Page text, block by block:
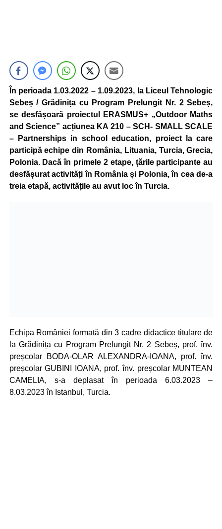
În perioada 1.03.2022 – 1.09.2023, la Liceul Tehnologic
Sebeș / Grădinița cu Program Prelungit Nr. 2 Sebeș,
se desfășoară proiectul ERASMUS+ „Outdoor Maths
and Science” acțiunea KA 210 – SCH- SMALL SCALE
– Partnerships in school education, proiect la care
participă echipe din România, Lituania, Turcia, Grecia,
Polonia. Dacă în primele 2 etape, țările participante au
desfășurat activități în România și Polonia, în cea de-a
treia etapă, activitățile au avut loc în Turcia.
Echipa României formată din 3 cadre didactice titulare de
la Grădinița cu Program Prelungit Nr. 2 Sebeș, prof. înv.
preșcolar BODA-OLAR ALEXANDRA-IOANA, prof. înv.
preșcolar GUBINI IOANA, prof. înv. preșcolar MUNTEAN
CAMELIA, s-a deplasat în perioada 6.03.2023 –
8.03.2023 în Istanbul, Turcia.